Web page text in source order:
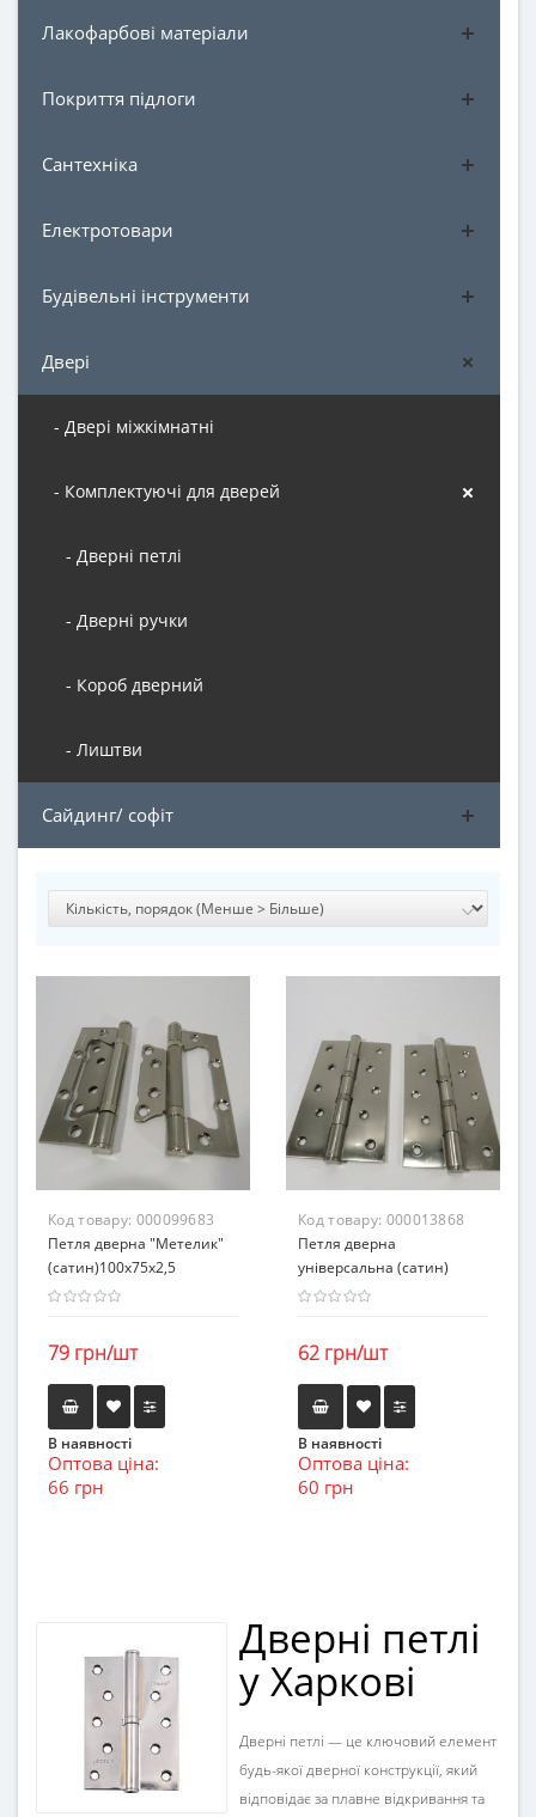
Лакофарбові матеріали
Покриття підлоги
Сантехніка
Електротовари
Будівельні інструменти
Двері
- Двері міжкімнатні
- Комплектуючі для дверей
- Дверні петлі
- Дверні ручки
- Короб дверний
- Лиштви
Сайдинг/ софіт
Код товару: 000099683
Петля дверна "Метелик"
(сатин)100х75х2,5
79 грн/шт
В наявності
Оптова ціна:
66 грн
Код товару: 000013868
Петля дверна
універсальна (сатин)
62 грн/шт
В наявності
Оптова ціна:
60 грн
Дверні петлі
у Харкові
Дверні петлі — це ключовий елемент
будь-якої дверної конструкції, який
відповідає за плавне відкривання та